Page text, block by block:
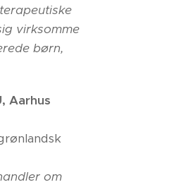
virksomme
børn,
Aarhus
om